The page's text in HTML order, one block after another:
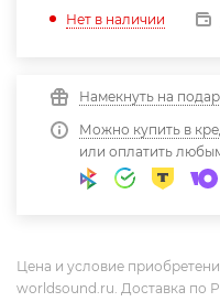
Нет в наличии
Намекнуть на
Можно купить в
или оплатить
Цена и условие
worldsound.ru. Доставка по